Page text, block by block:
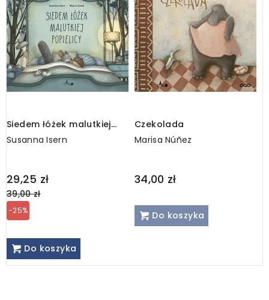
Siedem łóżek malutkiej
Popielicy
Susanna Isern
29,25 zł
Regular
price
39,00 zł
-25%
Do koszyka
Czekolada
Marisa Núñez
34,00 zł
Do koszyka